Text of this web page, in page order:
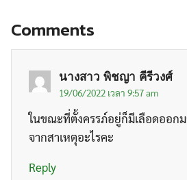
Comments
นางสาว พิชญา คีรีวงศ์
19/06/2022 เวลา 9:57 am
ในขณะที่ตั้งครรภ์อยู่ก็มีเลือดออก
จากสาเหตุอะไรคะ
Reply